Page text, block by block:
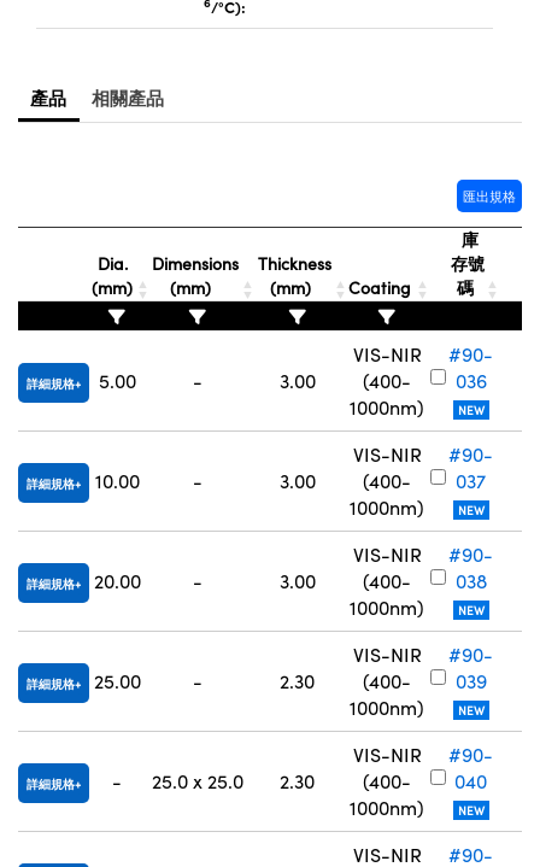
/°C):
產品 相關產品
匯出規格
Dia.
(mm)
Dimensions
(mm)
Thickness
(mm)
Coating
庫
存號
碼
詳細規格 5.00 - 3.00
VIS-NIR
(400-
1000nm)
#90-
036
NEW
詳細規格 10.00 - 3.00
VIS-NIR
(400-
1000nm)
#90-
037
NEW
詳細規格 20.00 - 3.00
VIS-NIR
(400-
1000nm)
#90-
038
NEW
詳細規格 25.00 - 2.30
VIS-NIR
(400-
1000nm)
#90-
039
NEW
詳細規格 - 25.0 x 25.0 2.30
VIS-NIR
(400-
1000nm)
#90-
040
NEW
VIS-NIR #90-